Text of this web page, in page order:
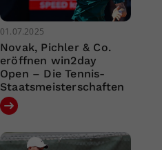
01.07.2025
Novak, Pichler & Co.
eröffnen win2day
Open – Die Tennis-
Staatsmeisterschaften